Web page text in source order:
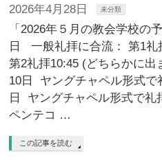
2026年4月28日 未分類
「2026年５月の教会学校の
日 一般礼拝に合流： 第1礼
第2礼拝10:45 (どちらかに出
10日 ヤングチャペル形式で
日 ヤングチャペル形式で礼
ペンテコ …
この記事を読む